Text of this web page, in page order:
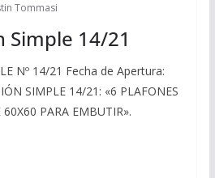
Tommasi
Simple 14/21
Nº 14/21 Fecha de Apertura:
SIMPLE 14/21: «6 PLAFONES
PARA EMBUTIR».